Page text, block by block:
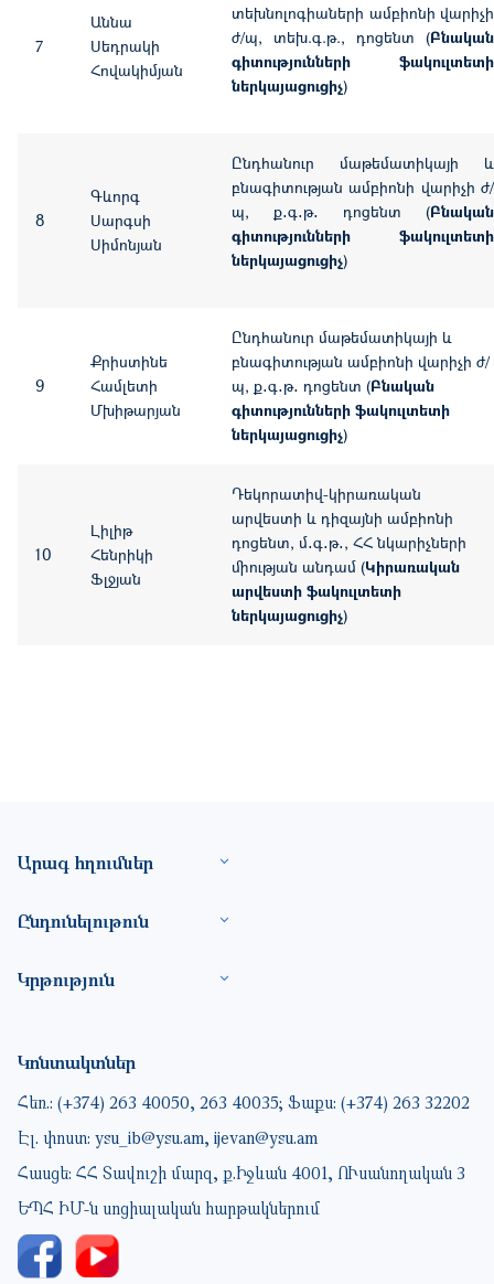
7
Աննա
Սեդրակի
Հովակիմյան
տեխնոլոգիաների ամբիոնի վարիչի
ժ/պ, տեխ.գ.թ., դոցենտ (Բնական
գիտությունների ֆակուլտետի
ներկայացուցիչ)
8
Գևորգ
Սարգսի
Սիմոնյան
Ընդհանուր մաթեմատիկայի և
բնագիտության ամբիոնի վարիչի ժ/
պ, ք․գ․թ․ դոցենտ (Բնական
գիտությունների ֆակուլտետի
ներկայացուցիչ)
9
Քրիստինե
Համլետի
Մխիթարյան
Ընդհանուր մաթեմատիկայի և
բնագիտության ամբիոնի վարիչի ժ/
պ, ք․գ․թ․ դոցենտ (Բնական
գիտությունների ֆակուլտետի
ներկայացուցիչ)
10
Լիլիթ
Հենրիկի
Ֆլջյան
Դեկորատիվ-կիրառական
արվեստի և դիզայնի ամբիոնի
դոցենտ, մ․գ․թ․, ՀՀ նկարիչների
միության անդամ (Կիրառական
արվեստի ֆակուլտետի
ներկայացուցիչ)
Footer site information
Արագ հղումներ
Ընդունելութուն
Կրթություն
Կոնտակտներ
Հեռ.: (+374) 263 40050, 263 40035; Ֆաքս: (+374) 263 32202
Էլ. փոստ: ysu_ib@ysu.am, ijevan@ysu.am
Հասցե: ՀՀ Տավուշի մարզ, ք.Իջևան 4001, ՈՒսանողական 3
ԵՊՀ ԻՄ-ն սոցիալական հարթակներում